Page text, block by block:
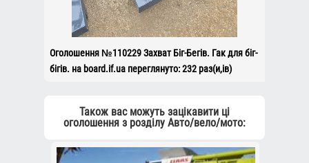
Оголошення №110229 Захват Біг-Бегів. Гак для біг-
бігів. на board.if.ua переглянуто: 232 раз(и,ів)
Також вас можуть зацікавити ці
оголошення з розділу Авто/вело/мото: